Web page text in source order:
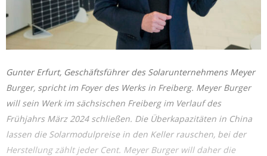
Gunter Erfurt, Geschäftsführer des Solarunternehmens Meyer
Burger, spricht im Foyer des Werks in Freiberg. Meyer Burger
will sein Werk im sächsischen Freiberg im Verlauf des
Frühjahrs März 2024 schließen. Die Überkapazitäten in China
lassen die Solarmodulpreise in den Keller rauschen, bei der
Herstellung zählt jeder Cent. Meyer Burger will daher die